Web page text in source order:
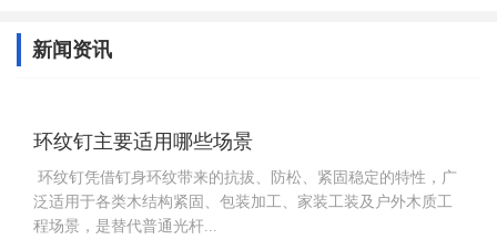
新闻资讯
环纹钉主要适用哪些场景
环纹钉凭借钉身环纹带来的抗拔、防松、紧固稳定的特性，广
泛适用于各类木结构紧固、包装加工、家装工装及户外木质工
程场景，是替代普通光杆...